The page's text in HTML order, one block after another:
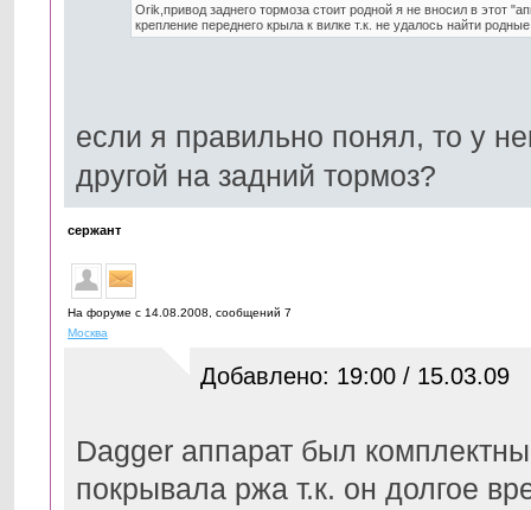
Orik,привод заднего тормоза стоит родной я не вносил в этот
крепление переднего крыла к вилке т.к. не удалось найти
если я правильно понял, то у
другой на задний тормоз?
сержант
На форуме с 14.08.2008, cообщений 7
Москва
Добавлено: 19:00 / 15.03.09
Dagger аппарат был
покрывала ржа т.к. он долгое